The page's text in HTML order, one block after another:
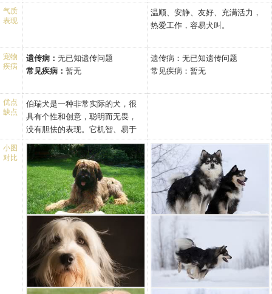
俱乐部成立，尽管这个俱乐部在
略微修改后被成立于1928年的美
国伯瑞犬俱乐部采纳。
记载，很多人确定是玛葵斯·德·拉
弗耶特将该品种的犬带入美国
的，直到1922年有一窝伯瑞犬在
美国养犬俱乐部登记，其饲养者
是马萨诸塞州高顿的芭芭拉丹尼
逊。
伯瑞犬非凡的品性历经几个世
纪，经受了时间的考验，法国牧
羊人非常经济实际，他们都饲养
着一些具有超强能力的伯瑞犬，
今天的饲养者也一直在尽力保护
该品种的极具价值的特点；机
智、忠诚、温驯，即使是竞技伯
瑞犬也将能显示其牧羊的本能，
经常用头推它的主人去指示它，
它会留心主人的任何指示，并热
头部：
头部：细长，口吻略短。
鼻子：黑色，与毛发的颜色
相和谐。
口吻：鼻梁直，锥形。
锐。
耳朵：中等长度，竖立，耳
朵里满是毛发。
躯干：
颈部：强壮，中等长度，无
赘肉。
肩胛骨：明显。
腰部：短而肌肉发达。
臀部：长而且略偏斜。
胸部：深、长、宽阔，肋骨
明显是拱形。
需要有充分时间和精力的人饲
气质
表现
温顺、安静、友好、充满活力，
热爱工作，容易犬叫。
宠物
疾病
遗传病：无已知遗传问题
常见疾病：暂无
遗传病：无已知遗传问题
常见疾病：暂无
优点
缺点
伯瑞犬是一种非常实际的犬，很
具有个性和创意，聪明而无畏，
没有胆怯的表现。它机智、易于
训练、诚实、高贵而温驯，具有
很好的记忆力，有强烈的取悦主
人的愿望。它很大程度上保持了
看护家园和守护主人的古老特
征。尽管它对陌牛人有所保留，
但它的友情和诚实是有所共知
的，有些伯瑞犬有时会显示一定
程度的独立性。
小图
对比